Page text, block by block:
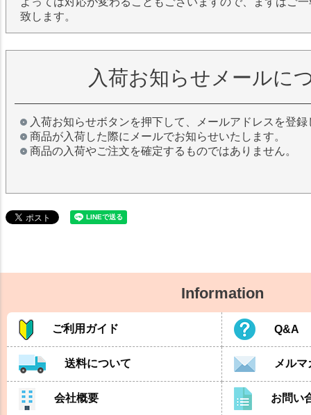
致します。
入荷お知らせメールに
入荷お知らせボタンを押下して、メールアドレスを登
商品が入荷した際にメールでお知らせいたします。
商品の入荷やご注文を確定するものではありません。
Information
ご利用ガイド Q&A
送料について メル
会社概要 お問い